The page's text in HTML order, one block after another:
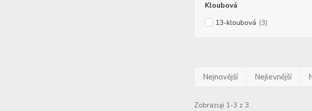
Kloubová
13-kloubová (3)
Nejnovější Nejlevnější
Zobrazuji 1-3 z 3